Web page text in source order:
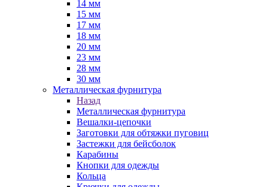
14 мм
15 мм
17 мм
18 мм
20 мм
23 мм
28 мм
30 мм
Металлическая фурнитура
Назад
Металлическая фурнитура
Вешалки-цепочки
Заготовки для обтяжки пуговиц
Застежки для бейсболок
Карабины
Кнопки для одежды
Кольца